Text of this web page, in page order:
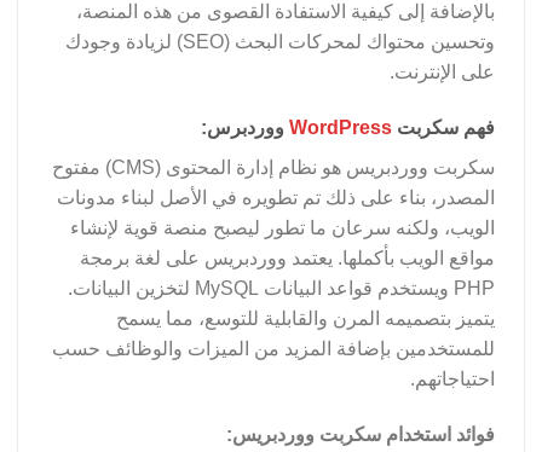
بالإضافة إلى كيفية الاستفادة القصوى من هذه المنصة،
وتحسين محتواك لمحركات البحث (SEO) لزيادة وجودك
على الإنترنت.
فهم سكربتWordPress ووردبرس:
سكربت ووردبريس هو نظام إدارة المحتوى (CMS) مفتوح
المصدر، بناء على ذلك تم تطويره في الأصل لبناء مدونات
الويب، ولكنه سرعان ما تطور ليصبح منصة قوية لإنشاء
مواقع الويب بأكملها. يعتمد ووردبريس على لغة برمجة
PHP ويستخدم قواعد البيانات MySQL لتخزين البيانات.
يتميز بتصميمه المرن والقابلية للتوسع، مما يسمح
للمستخدمين بإضافة المزيد من الميزات والوظائف حسب
احتياجاتهم.
فوائد استخدام سكربت ووردبريس: